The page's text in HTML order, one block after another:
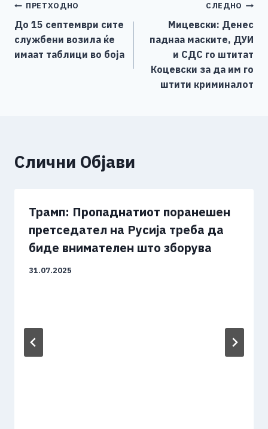
p
p
l
y
L
i
a
r
e
Навигација
на
напис
ПРЕТХОДНО
До 15 септември сите
службени возила ќе
имаат таблици во боја
СЛЕДНО
Мицевски: Денес
паднаа маските, ДУИ
и СДС го штитат
Коцевски за да им го
штити криминалот
Слични Објави
Трамп: Пропаднатиот поранешен
претседател на Русија треба да
биде внимателен што зборува
31.07.2025